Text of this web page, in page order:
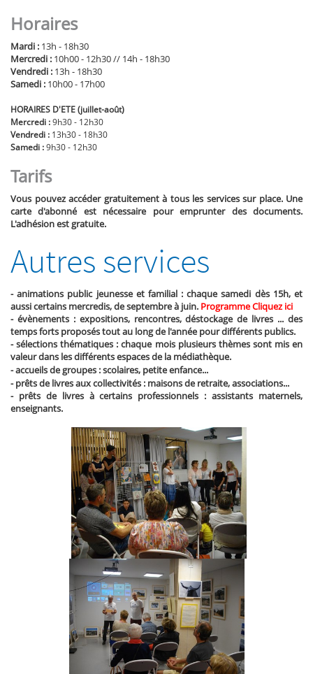
Horaires
Mardi : 13h - 18h30
Mercredi : 10h00 - 12h30 // 14h - 18h30
Vendredi : 13h - 18h30
Samedi : 10h00 - 17h00
HORAIRES D'ETE (juillet-août)
Mercredi :9h30 - 12h30
Vendredi : 13h30 - 18h30
Samedi :9h30 - 12h30
Tarifs
Vous pouvez accéder gratuitement à tous les services sur place. Une
carte d'abonné est nécessaire pour emprunter des documents.
L'adhésion est gratuite.
Autres services
- animations public jeunesse et familial : chaque samedi dès 15h, et
aussi certains mercredis, de septembre à juin. Programme Cliquez ici
- évènements : expositions, rencontres, déstockage de livres ... des
temps forts proposés tout au long de l'année pour différents publics.
- sélections thématiques : chaque mois plusieurs thèmes sont mis en
valeur dans les différents espaces de la médiathèque.
- accueils de groupes : scolaires, petite enfance...
- prêts de livres aux collectivités : maisons de retraite, associations...
- prêts de livres à certains professionnels : assistants maternels,
enseignants.